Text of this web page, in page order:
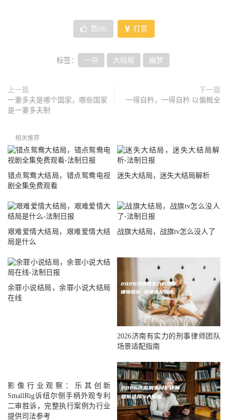
赞( 0 ) 打赏
标签： 一帘 大结局 幽梦
上一篇
一妻多夫是哪个国家，哪些国家
是一妻多夫制
下一篇
一得自矜，一得自矜 以偏概全
相关推荐
错点鸳鸯大结局，错点鸳鸯电视
剧全集免费观看
迷失大结局，迷失大结局解析
艰难爱情大结局，艰难爱情大结
局是什么
战旗大结局，战旗tv怎么没人了
余罪小说结局，余罪小说大结局
在线
2026济南有实力的刑事律师团队
场景适配指南
影像行业观察：乐其创新
SmallRig诉纽尔侧手柄外观专利
二审胜诉，完整执行案例为行业
提供司法参考